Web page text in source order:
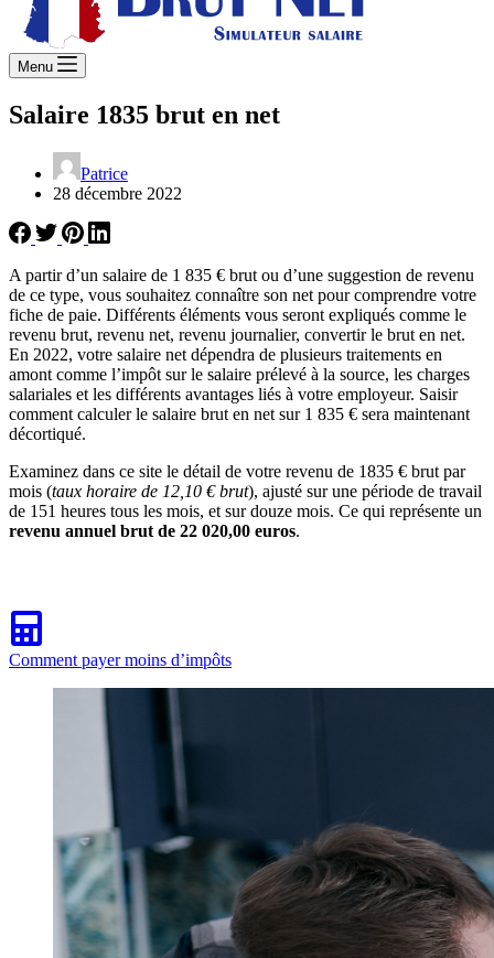
Menu
Salaire 1835 brut en net
Patrice
28 décembre 2022
A partir d’un salaire de 1 835 € brut ou d’une suggestion de revenu
de ce type, vous souhaitez connaître son net pour comprendre votre
fiche de paie. Différents éléments vous seront expliqués comme le
revenu brut, revenu net, revenu journalier, convertir le brut en net.
En 2022, votre salaire net dépendra de plusieurs traitements en
amont comme l’impôt sur le salaire prélevé à la source, les charges
salariales et les différents avantages liés à votre employeur. Saisir
comment calculer le salaire brut en net sur 1 835 € sera maintenant
décortiqué.
Examinez dans ce site le détail de votre revenu de 1835 € brut par
mois (taux horaire de 12,10 € brut), ajusté sur une période de travail
de 151 heures tous les mois, et sur douze mois. Ce qui représente un
revenu annuel brut de 22 020,00 euros.
Comment payer moins d’impôts